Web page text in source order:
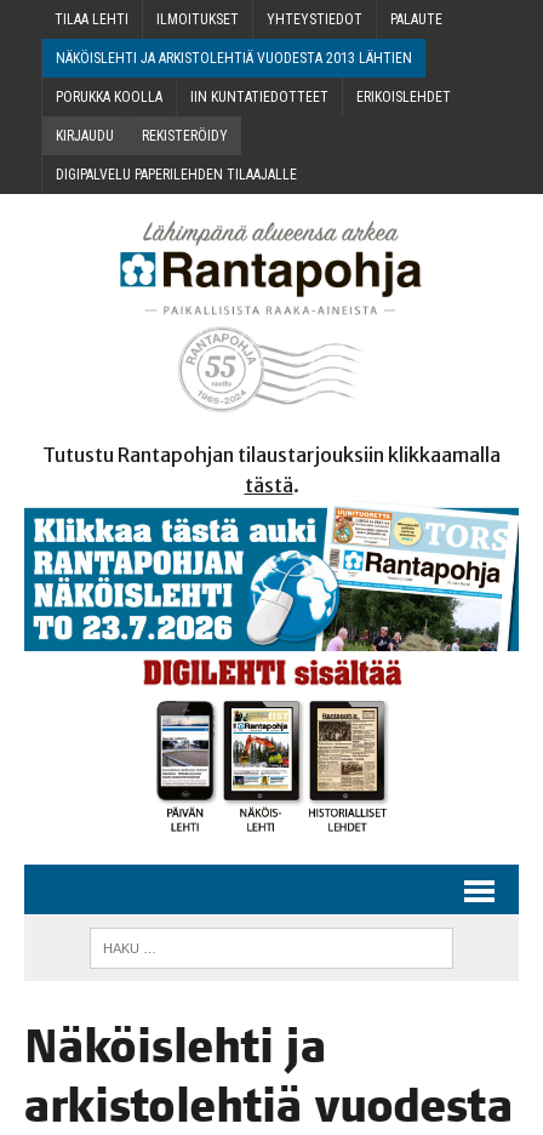
TILAA LEH­TI ILMOI­TUK­SET YHTEYS­TIE­DOT PALAU­TE
NÄKÖIS­LEH­TI JA ARKIS­TO­LEH­TIÄ VUO­DES­TA 2013 LÄHTIEN
PORUK­KA KOOLLA IIN KUN­TA­TIE­DOT­TEET ERI­KOIS­LEH­DET
KIR­JAU­DU REKIS­TE­RÖI­DY
DIGI­PAL­VE­LU PAPE­RI­LEH­DEN TILAAJALLE
Tutustu Rantapohjan tilaustarjouksiin klikkaamalla
tästä.
Näköis­leh­ti ja
arkis­to­leh­tiä vuo­des­ta